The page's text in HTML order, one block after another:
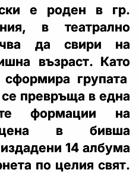
е роден в гр.
в театрално
да свири на
възраст. Като
групата
се превръща в една
формации на
в бивша
14 албума
по целия свят.